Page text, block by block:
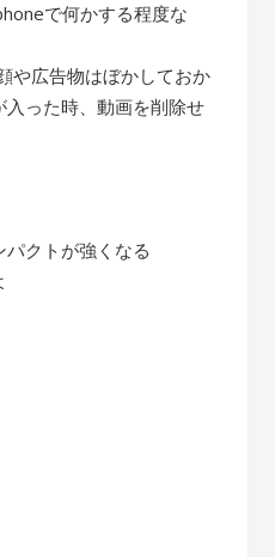
で何かする程度な
や広告物はぼかしておか
入った時、動画を削除せ
クトが強くなる